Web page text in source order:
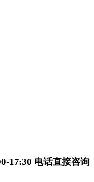
17:30 电话直接咨询